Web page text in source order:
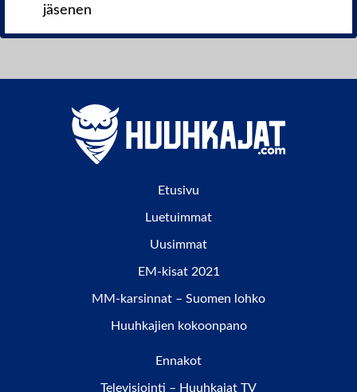
jäsenen
Etusivu
Luetuimmat
Uusimmat
EM-kisat 2021
MM-karsinnat – Suomen lohko
Huuhkajien kokoonpano
Ennakot
Televisiointi – Huuhkajat TV